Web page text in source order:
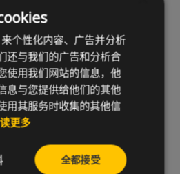
接受CELO的隐私条款，以便订阅CELO的通
个性化内容、广告并分析
还与我们的广告和分析合
使用我们网站的信息，他
息与您提供给他们的其他
用其服务时收集的其他信
更多
全都接受